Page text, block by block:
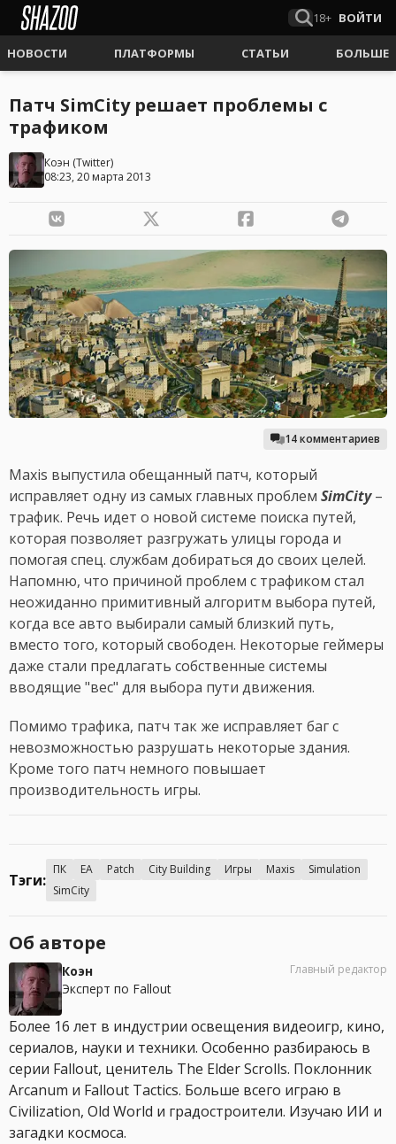
18+ ВОЙТИ
НОВОСТИ ПЛАТФОРМЫ СТАТЬИ БОЛЬШЕ
Патч SimCity решает проблемы с
трафиком
Коэн (Twitter)
08:23, 20 марта 2013
14 комментариев
Maxis выпустила обещанный патч, который
исправляет одну из самых главных проблем SimCity–
трафик. Речь идет о новой системе поиска путей,
которая позволяет разгружать улицы города и
помогая спец. службам добираться до своих целей.
Напомню, что причиной проблем с трафиком стал
неожиданно примитивный алгоритм выбора путей,
когда все авто выбирали самый близкий путь,
вместо того, который свободен. Некоторые геймеры
даже стали предлагать собственные системы
вводящие "вес" для выбора пути движения.
Помимо трафика, патч так же исправляет баг с
невозможностью разрушать некоторые здания.
Кроме того патч немного повышает
производительность игры.
Тэги:
ПК EA Patch City Building Игры Maxis
Simulation
SimCity
Об авторе
Коэн
Эксперт по Fallout
Главный редактор
Более 16 лет в индустрии освещения видеоигр, кино,
сериалов, науки и техники. Особенно разбираюсь в
серии Fallout, ценитель The Elder Scrolls. Поклонник
Arcanum и Fallout Tactics. Больше всего играю в
Civilization, Old World и градостроители. Изучаю ИИ и
загадки космоса.